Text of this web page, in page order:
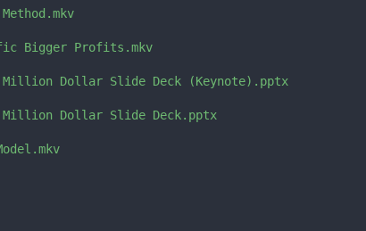
Bigger Profits.mkv
Dollar Slide Deck (Keynote).pptx
Dollar Slide Deck.pptx